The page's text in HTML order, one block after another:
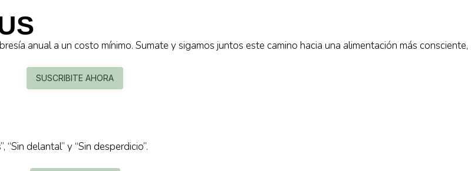
anual a un costo mínimo. Sumate y sigamos juntos este camino hacia una alimentación más consciente,
SUSCRIBITE AHORA
delantal” y “Sin desperdicio”.